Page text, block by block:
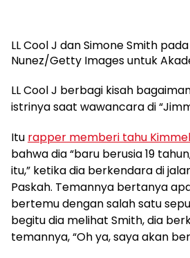
LL Cool J dan Simone Smith
Nunez/Getty Images untuk
LL Cool J berbagi kisah
istrinya saat wawancara di
Itu rapper memberi tahu
bahwa dia “baru berusia 19
itu,” ketika dia berkendara di
Paskah. Temannya bertanya
bertemu dengan salah satu
begitu dia melihat Smith, dia
temannya, “Oh ya, saya akan